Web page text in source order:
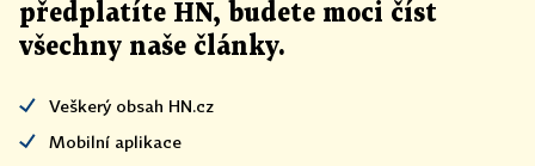
předplatíte HN, budete moci číst
všechny naše články.
Veškerý obsah HN.cz
Mobilní aplikace